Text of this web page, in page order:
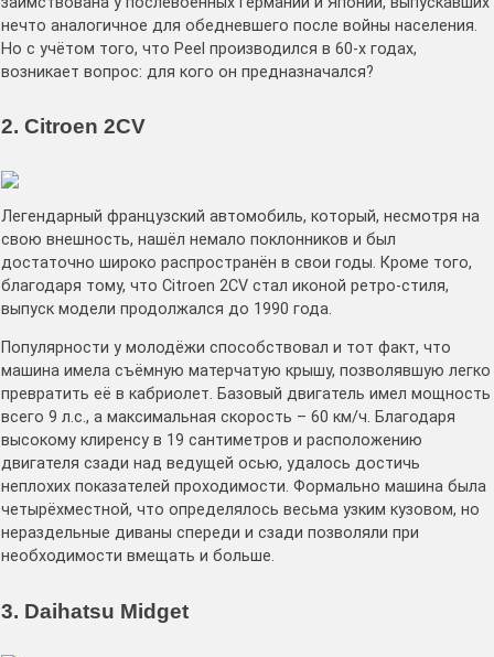
нечто аналогичное для обедневшего после войны населения.
Но с учётом того, что Peel производился в 60-х годах,
возникает вопрос: для кого он предназначался?
2. Citroen 2CV
Легендарный французский автомобиль, который, несмотря на
свою внешность, нашёл немало поклонников и был
достаточно широко распространён в свои годы. Кроме того,
благодаря тому, что Citroen 2CV стал иконой ретро-стиля,
выпуск модели продолжался до 1990 года.
Популярности у молодёжи способствовал и тот факт, что
машина имела съёмную матерчатую крышу, позволявшую легко
превратить её в кабриолет. Базовый двигатель имел мощность
всего 9 л.с., а максимальная скорость – 60 км/ч. Благодаря
высокому клиренсу в 19 сантиметров и расположению
двигателя сзади над ведущей осью, удалось достичь
неплохих показателей проходимости. Формально машина была
четырёхместной, что определялось весьма узким кузовом, но
нераздельные диваны спереди и сзади позволяли при
необходимости вмещать и больше.
3. Daihatsu Midget